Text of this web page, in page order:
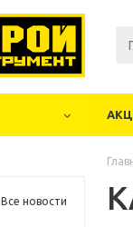
Все новости